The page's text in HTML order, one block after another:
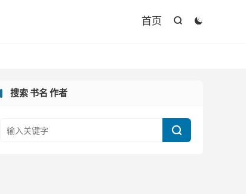


首页
搜索 书名 作者
